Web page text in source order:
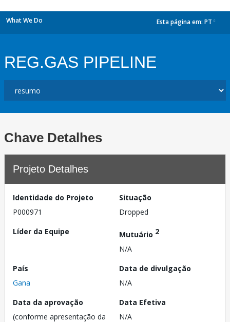
What We Do Esta página em: PT
REG.GAS PIPELINE
Chave Detalhes
Projeto Detalhes
Identidade do Projeto
P000971
Situação
Dropped
Líder da Equipe
Mutuário 2
N/A
País
Gana
Data de divulgação
N/A
Data da aprovação
(conforme apresentação da
Data Efetiva
N/A